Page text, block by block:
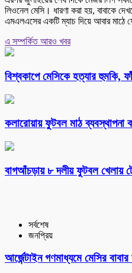
লিওনেল মেসি। ধারণা করা হয়, বাবাকে
এমএলএসের একটি ম্যাচ দিয়ে আবার মাঠে
এ সম্পর্কিত আরও খবর
বিশ্বকাপে মেসিকে হত্যার হুমকি,
কলারোয়ায় ফুটবল মাঠ ব্যবস্থাপনা
বাগআঁচড়ায় ৮ দলীয় ফুটবল খেলায়
সর্বশেষ
জনপ্রিয়
আর্জেন্টাইন গণমাধ্যমে মেসির